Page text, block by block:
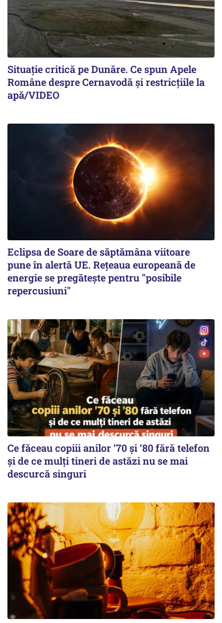
Situație critică pe Dunăre. Ce spun Apele
Române despre Cernavodă și restricțiile la
apă/VIDEO
Eclipsa de Soare de săptămâna viitoare
pune în alertă UE. Rețeaua europeană de
energie se pregătește pentru "posibile
repercusiuni"
Ce făceau copiii anilor ’70 și ’80 fără telefon
și de ce mulți tineri de astăzi nu se mai
descurcă singuri